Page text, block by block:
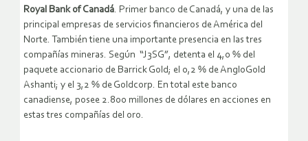
Royal Bank of Canadá. Primer banco de Canadá, y una de las
principal empresas de servicios financieros de América del
Norte. También tiene una importante presencia en las tres
compañías mineras. Según “J3SG”, detenta el 4,0 % del
paquete accionario de Barrick Gold; el 0,2 % de AngloGold
Ashanti; y el 3,2 % de Goldcorp. En total este banco
canadiense, posee 2.800 millones de dólares en acciones en
estas tres compañías del oro.